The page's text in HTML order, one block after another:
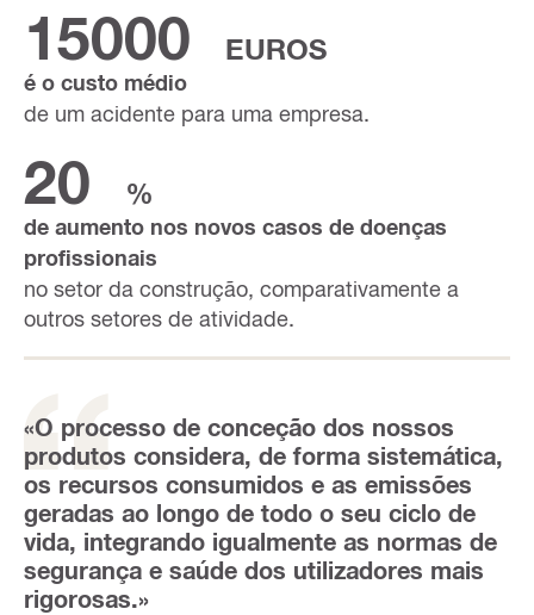
15000 EUROS
é o custo médio
de um acidente para uma empresa.
20 %
de aumento nos novos casos de doenças
profissionais
no setor da construção, comparativamente a
outros setores de atividade.
«O processo de conceção dos nossos
produtos considera, de forma sistemática,
os recursos consumidos e as emissões
geradas ao longo de todo o seu ciclo de
vida, integrando igualmente as normas de
segurança e saúde dos utilizadores mais
rigorosas.»